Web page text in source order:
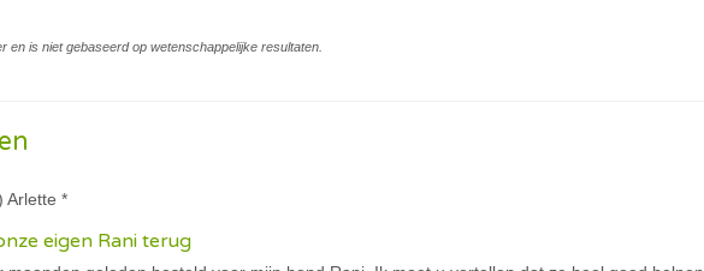
en is niet gebaseerd op wetenschappelijke resultaten.
Arlette *
eigen Rani terug